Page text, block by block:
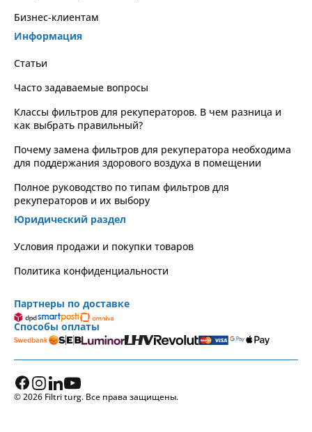
Бизнес-клиентам
Информация
Статьи
Часто задаваемые вопросы
Классы фильтров для рекуператоров. В чем разница и
как выбрать правильный?
Почему замена фильтров для рекуператора необходима
для поддержания здорового воздуха в помещении
Полное руководство по типам фильтров для
рекуператоров и их выбору
Юридический раздел
Условия продажи и покупки товаров
Политика конфиденциальности
Партнеры по доставке
Способы оплаты
© 2026 Filtri turg. Все права защищены.